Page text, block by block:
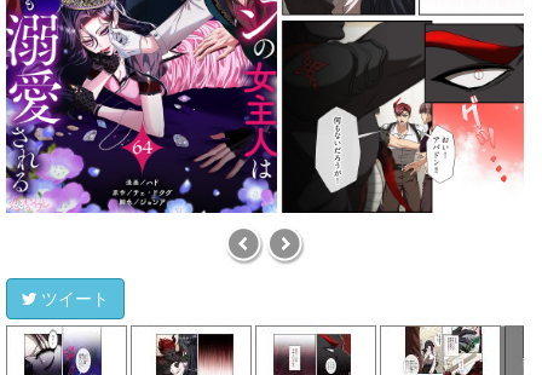
ツイート